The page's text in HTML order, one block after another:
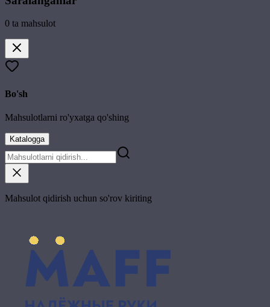
0 ta mahsulot
Bo'sh
Mahsulotlarni ro'yxatga qo'shing
Katalogga
Mahsulot qidirish uchun so'rov kiriting